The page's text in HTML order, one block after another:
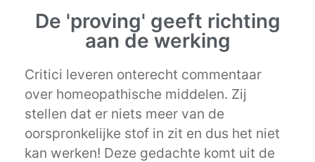
De 'proving' geeft richting
aan de werking
Critici leveren onterecht commentaar
over homeopathische middelen. Zij
stellen dat er niets meer van de
oorspronkelijke stof in zit en dus het niet
kan werken! Deze gedachte komt uit de